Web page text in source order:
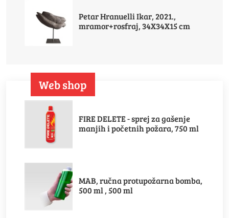
Petar Hranuelli Ikar, 2021.,
mramor+rosfraj, 34X34X15 cm
Web shop
FIRE DELETE - sprej za gašenje
manjih i početnih požara, 750 ml
MAB, ručna protupožarna bomba,
500 ml , 500 ml